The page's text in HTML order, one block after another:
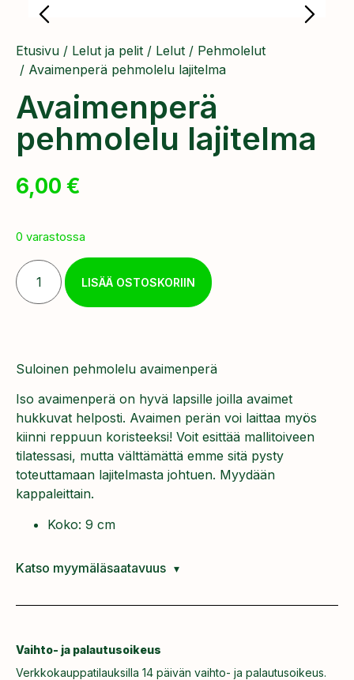
Etusivu / Lelut ja pelit / Lelut / Pehmolelut
/ Avaimenperä pehmolelu lajitelma
Avaimenperä
pehmolelu lajitelma
6,00 €
0 varastossa
LISÄÄ OSTOSKORIIN
Suloinen pehmolelu avaimenperä
Iso avaimenperä on hyvä lapsille joilla avaimet
hukkuvat helposti. Avaimen perän voi laittaa myös
kiinni reppuun koristeeksi! Voit esittää mallitoiveen
tilatessasi, mutta välttämättä emme sitä pysty
toteuttamaan lajitelmasta johtuen. Myydään
kappaleittain.
Koko: 9 cm
Katso myymäläsaatavuus
Vaihto- ja palautusoikeus
Verkkokauppatilauksilla 14 päivän vaihto- ja palautusoikeus.